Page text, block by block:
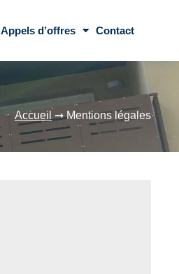
Appels d’offres Contact
Accueil ➞Mentions légales